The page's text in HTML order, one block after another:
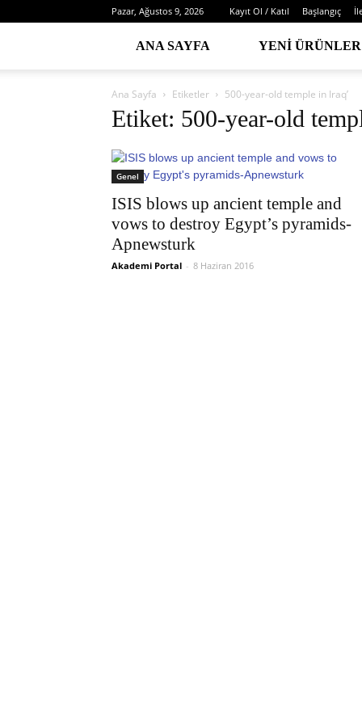
Pazar, Ağustos 9, 2026 Kayıt Ol / Katıl Başlangıç
ANA SAYFA YENI ÜRÜNLER
Ana Sayfa Etiketler 500-year-old temple in Iraq’
Etiket: 500-year-old
Genel
ISIS blows up ancient temple and
vows to destroy Egypt’s pyramids-
Apnewsturk
Akademi Portal - 8 Haziran 2016